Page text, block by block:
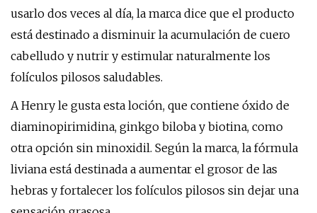
usarlo dos veces al día, la marca dice que el producto
está destinado a disminuir la acumulación de cuero
cabelludo y nutrir y estimular naturalmente los
folículos pilosos saludables.
A Henry le gusta esta loción, que contiene óxido de
diaminopirimidina, ginkgo biloba y biotina, como
otra opción sin minoxidil. Según la marca, la fórmula
liviana está destinada a aumentar el grosor de las
hebras y fortalecer los folículos pilosos sin dejar una